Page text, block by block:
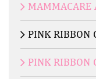
MAMMACARE
PINK RIBBON
PINK RIBBON